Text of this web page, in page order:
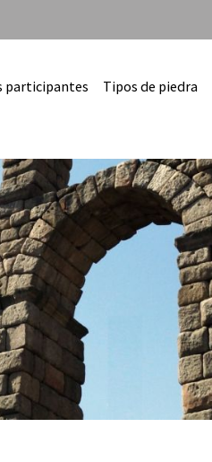
participantes Tipos de piedra